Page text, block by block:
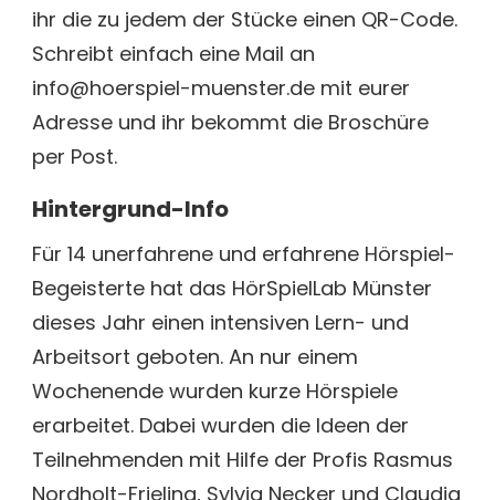
ihr die zu jedem der Stücke einen QR-Code.
Schreibt einfach eine Mail an
info@hoerspiel-muenster.de mit eurer
Adresse und ihr bekommt die Broschüre
per Post.
Hintergrund-Info
Für 14 unerfahrene und erfahrene Hörspiel-
Begeisterte hat das HörSpielLab Münster
dieses Jahr einen intensiven Lern- und
Arbeitsort geboten. An nur einem
Wochenende wurden kurze Hörspiele
erarbeitet. Dabei wurden die Ideen der
Teilnehmenden mit Hilfe der Profis Rasmus
Nordholt-Frieling, Sylvia Necker und Claudia